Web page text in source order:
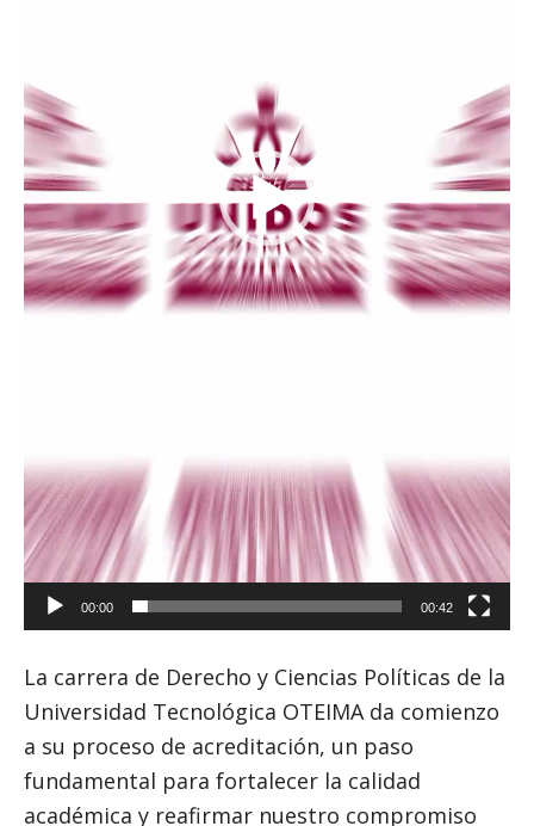
00:00 00:42
La carrera de Derecho y Ciencias Políticas de la
Universidad Tecnológica OTEIMA da comienzo
a su proceso de acreditación, un paso
fundamental para fortalecer la calidad
académica y reafirmar nuestro compromiso